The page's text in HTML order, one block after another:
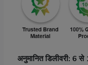
अनुमानित डिलीवरी: 6 से